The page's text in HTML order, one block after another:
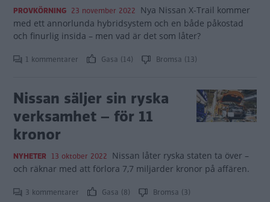
PROVKÖRNING 23 november 2022 Nya Nissan X-Trail kommer
med ett annorlunda hybridsystem och en både påkostad
och finurlig insida – men vad är det som låter?
1 kommentarer Gasa (14) Bromsa (13)
Nissan säljer sin ryska
verksamhet – för 11
kronor
NYHETER 13 oktober 2022 Nissan låter ryska staten ta över –
och räknar med att förlora 7,7 miljarder kronor på affären.
3 kommentarer Gasa (8) Bromsa (3)